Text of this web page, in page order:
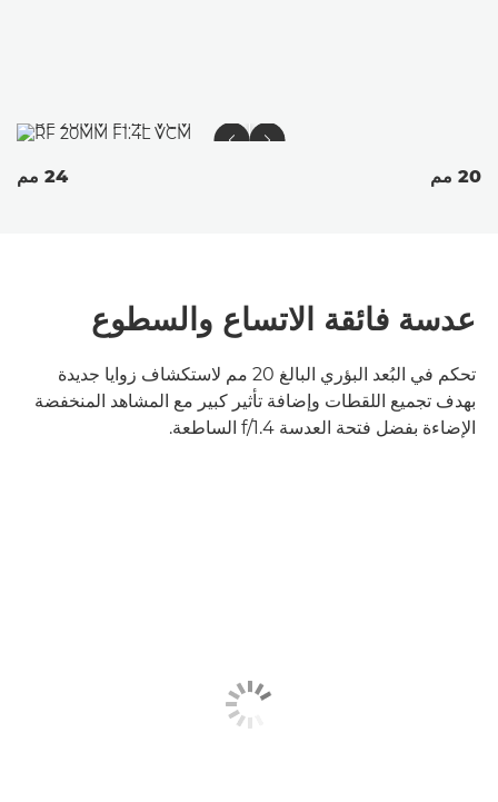
20 مم 24 مم
عدسة فائقة الاتساع والسطوع
تحكم في البُعد البؤري البالغ 20 مم لاستكشاف زوايا جديدة
بهدف تجميع اللقطات وإضافة تأثير كبير مع المشاهد المنخفضة
الإضاءة بفضل فتحة العدسة f/1.4 الساطعة.